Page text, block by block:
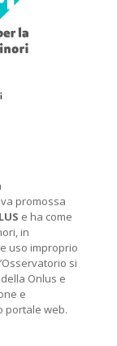
promossa
e ha come
in
uso improprio
si
Onlus e
e
portale web.